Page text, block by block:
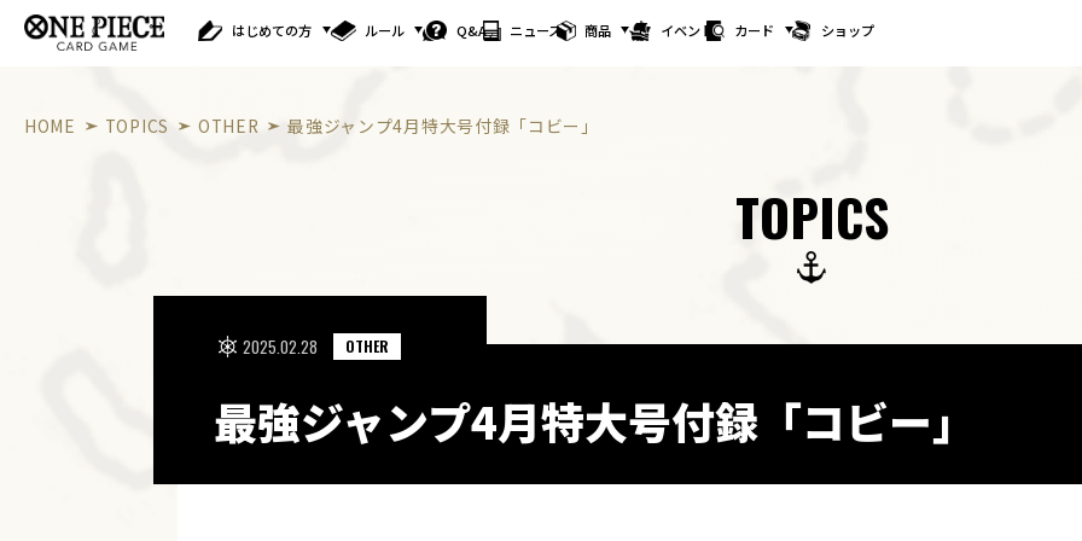
はじめての方 ルール Q&A ニュース 商品 イベント カード ショップ
HOME TOPICS OTHER 最強ジャンプ4月特大号付録「コビー」
TOPICS
最強ジャンプ4月特大号付録「コビー」
2025.02.28 OTHER